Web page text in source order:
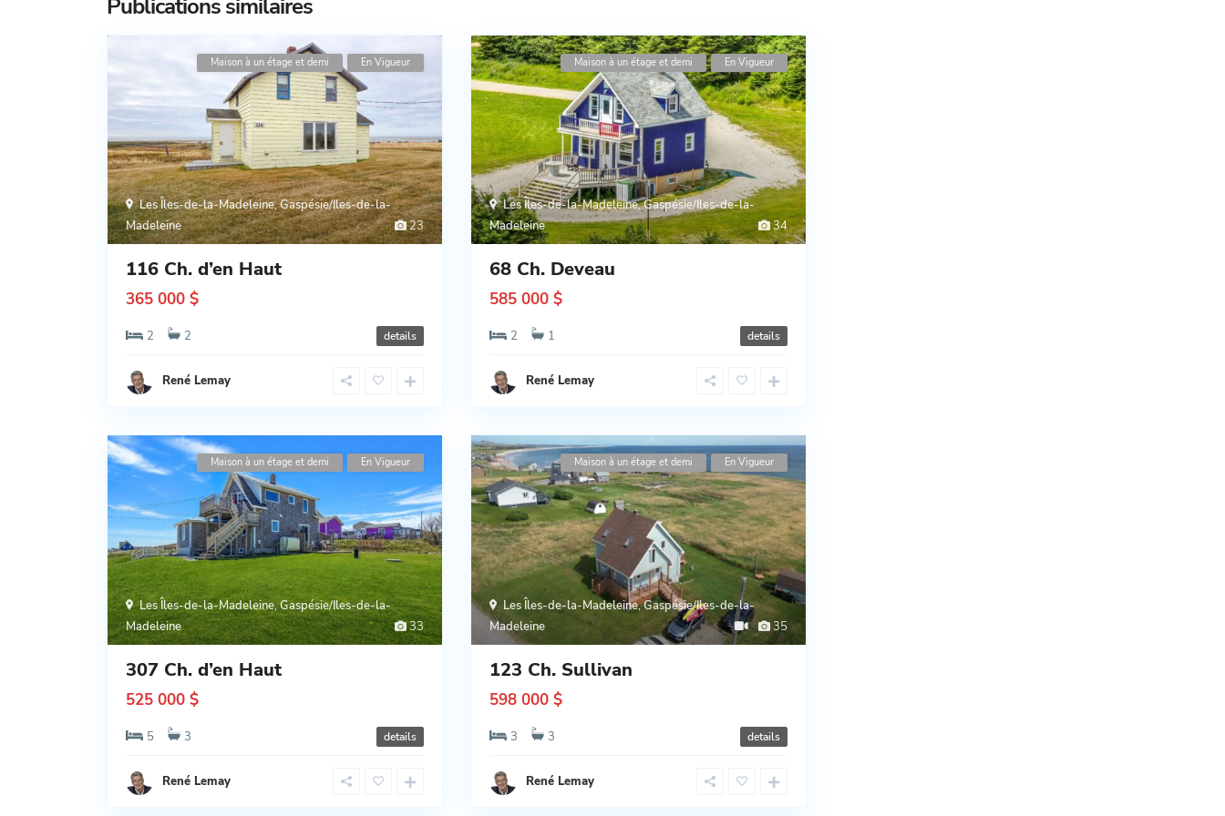
Publications similaires
23
Les Îles-de-la-Madeleine,Gaspésie/Iles-de-la-
Madeleine
Maison à un étage et demi En Vigueur
116 Ch. d’en Haut
365 000 $
2 2 details
René Lemay
34
Les Îles-de-la-Madeleine,Gaspésie/Iles-de-la-
Madeleine
Maison à un étage et demi En Vigueur
68 Ch. Deveau
585 000 $
2 1 details
René Lemay
33
Les Îles-de-la-Madeleine,Gaspésie/Iles-de-la-
Madeleine
Maison à un étage et demi En Vigueur
307 Ch. d’en Haut
525 000 $
5 3 details
René Lemay
35
Les Îles-de-la-Madeleine,Gaspésie/Iles-de-la-
Madeleine
Maison à un étage et demi En Vigueur
123 Ch. Sullivan
598 000 $
3 3 details
René Lemay